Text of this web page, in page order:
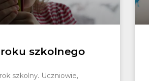
szkolnego
szkolny. Uczniowie,